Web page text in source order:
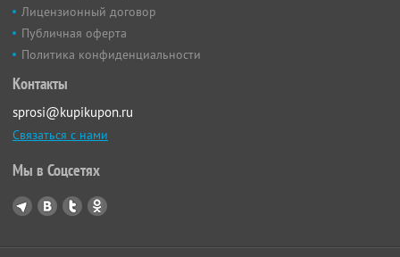
Лицензионный договор
Публичная оферта
Политика конфиденциальности
Контакты
sprosi@kupikupon.ru
Связаться с нами
Мы в Соцсетях